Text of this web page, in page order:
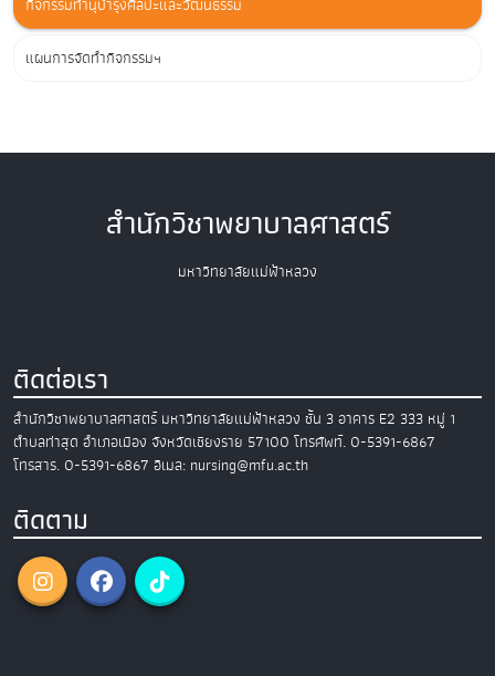
กิจกรรมทำนุบำรุงศิลปะและวัฒนธรรม
แผนการจัดทำกิจกรรมฯ
สำนักวิชาพยาบาลศาสตร์
มหาวิทยาลัยแม่ฟ้าหลวง
ติดต่อเรา
สำนักวิชาพยาบาลศาสตร์ มหาวิทยาลัยแม่ฟ้าหลวง ชั้น 3 อาคาร E2 333 หมู่ 1
ตำบลท่าสุด อำเภอเมือง จังหวัดเชียงราย 57100 โทรศัพท์. 0-5391-6867
โทรสาร. 0-5391-6867 อีเมล: nursing@mfu.ac.th
ติดตาม